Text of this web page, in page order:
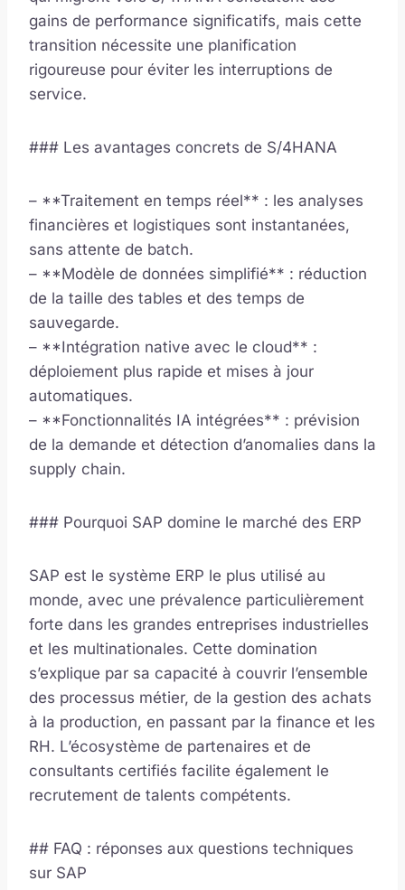
gains de performance significatifs, mais cette
transition nécessite une planification
rigoureuse pour éviter les interruptions de
service.
### Les avantages concrets de S/4HANA
– **Traitement en temps réel** : les analyses
financières et logistiques sont instantanées,
sans attente de batch.
– **Modèle de données simplifié** : réduction
de la taille des tables et des temps de
sauvegarde.
– **Intégration native avec le cloud** :
déploiement plus rapide et mises à jour
automatiques.
– **Fonctionnalités IA intégrées** : prévision
de la demande et détection d’anomalies dans la
supply chain.
### Pourquoi SAP domine le marché des ERP
SAP est le système ERP le plus utilisé au
monde, avec une prévalence particulièrement
forte dans les grandes entreprises industrielles
et les multinationales. Cette domination
s’explique par sa capacité à couvrir l’ensemble
des processus métier, de la gestion des achats
à la production, en passant par la finance et les
RH. L’écosystème de partenaires et de
consultants certifiés facilite également le
recrutement de talents compétents.
## FAQ : réponses aux questions techniques
sur SAP